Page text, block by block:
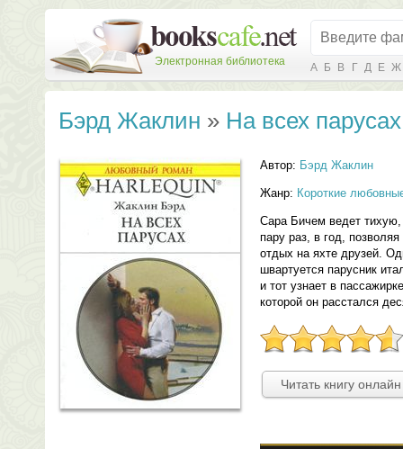
Электронная библиотека А Б В Г Д Е Ж
Бэрд Жаклин » На всех парусах
Автор: Бэрд Жаклин
Жанр: Короткие
Сара Бичем ведет
пару раз, в год,
отдых на яхте друзей.
швартуется парусник
и тот узнает в
которой он расстался
Читать книгу